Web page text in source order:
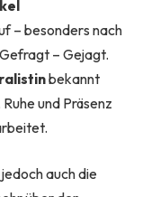
– besonders nach
– Gejagt.
bekannt
und Präsenz
auch die